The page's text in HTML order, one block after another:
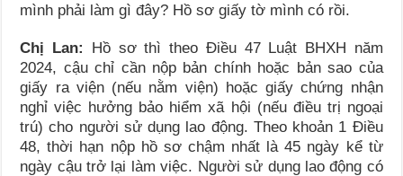
mình phải làm gì đây? Hồ sơ giấy tờ mình có rồi.
Chị Lan:
Hồ sơ thì theo Điều 47 Luật BHXH năm
2024, cậu chỉ cần nộp bản chính hoặc bản sao của
giấy ra viện (nếu nằm viện) hoặc giấy chứng nhận
nghỉ việc hưởng bảo hiểm xã hội (nếu điều trị ngoại
trú) cho người sử dụng lao động. Theo khoản 1 Điều
48, thời hạn nộp hồ sơ chậm nhất là 45 ngày kể từ
ngày cậu trở lại làm việc. Người sử dụng lao động có